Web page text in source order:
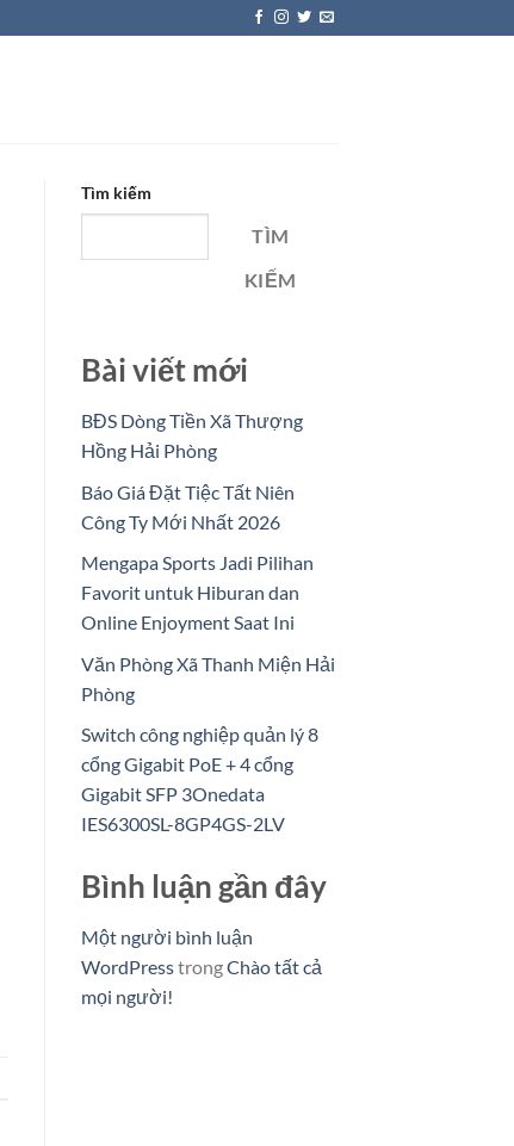
Tìm kiếm
TÌM
KIẾM
Bài viết mới
BĐS Dòng Tiền Xã Thượng
Hồng Hải Phòng
Báo Giá Đặt Tiệc Tất Niên
Công Ty Mới Nhất 2026
Mengapa Sports Jadi Pilihan
Favorit untuk Hiburan dan
Online Enjoyment Saat Ini
Văn Phòng Xã Thanh Miện Hải
Phòng
Switch công nghiệp quản lý 8
cổng Gigabit PoE + 4 cổng
Gigabit SFP 3Onedata
IES6300SL-8GP4GS-2LV
Bình luận gần đây
Một người bình luận
WordPresstrongChào tất cả
mọi người!